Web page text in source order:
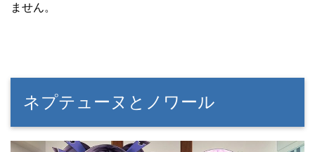
ません。
ネプテューヌとノワール